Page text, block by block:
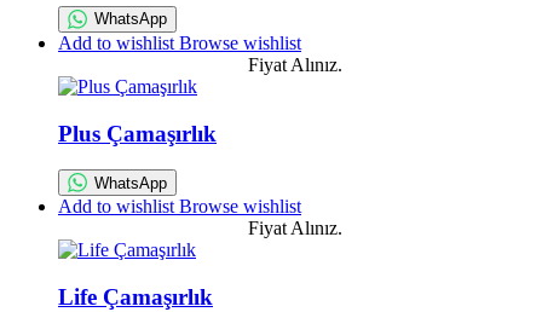
WhatsApp
Add to wishlist Browse wishlist
Fiyat Alınız.
Plus Çamaşırlık
WhatsApp
Add to wishlist Browse wishlist
Fiyat Alınız.
Life Çamaşırlık